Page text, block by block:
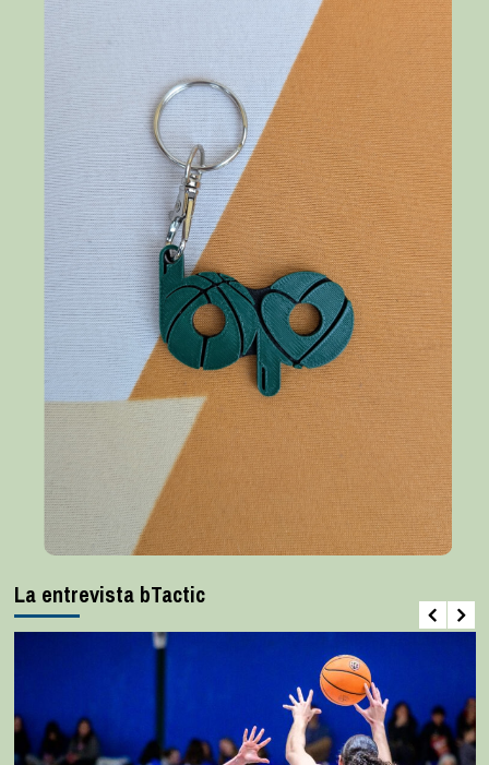
La entrevista bTactic